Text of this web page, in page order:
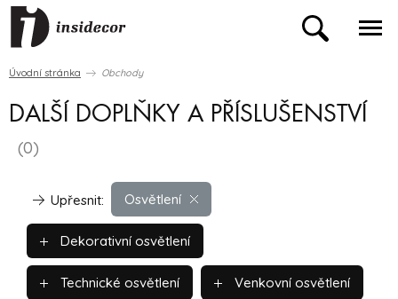
Úvodní stránka Obchody
DALŠÍ DOPLŇKY A PŘÍSLUŠENSTVÍ
(0)
Osvětlení
Upřesnit:
Dekorativní osvětlení
Technické osvětlení Venkovní osvětlení